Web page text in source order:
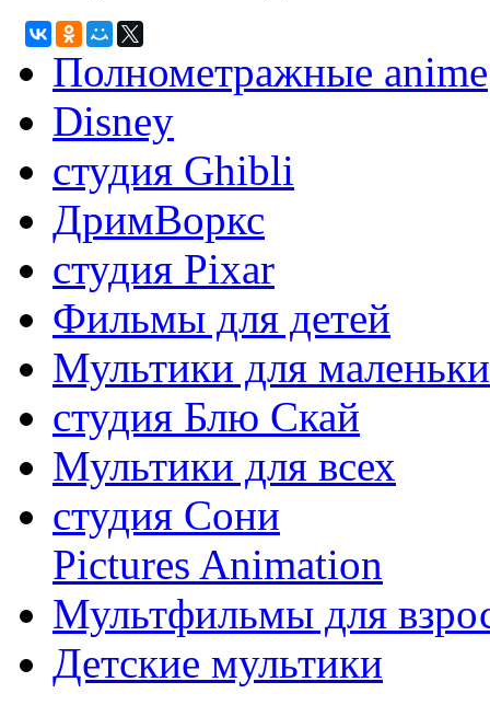
Полнометражные anime
Disney
студия Ghibli
ДримВоркс
студия Pixar
Фильмы для детей
Мультики для
студия Блю Скай
Мультики для всех
студия Сони
Pictures Animation
Мультфильмы для
Детские мультики